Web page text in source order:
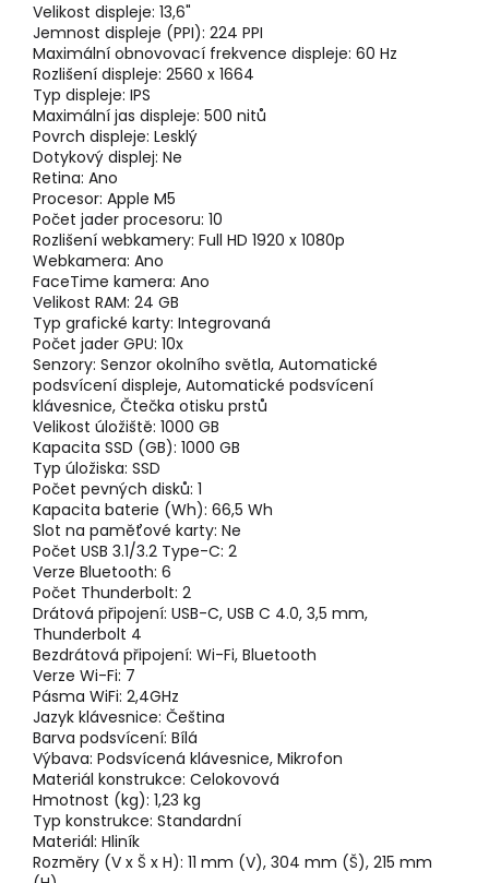
Velikost displeje: 13,6"
Jemnost displeje (PPI): 224 PPI
Maximální obnovovací frekvence displeje: 60 Hz
Rozlišení displeje: 2560 x 1664
Typ displeje: IPS
Maximální jas displeje: 500 nitů
Povrch displeje: Lesklý
Dotykový displej: Ne
Retina: Ano
Procesor: Apple M5
Počet jader procesoru: 10
Rozlišení webkamery: Full HD 1920 x 1080p
Webkamera: Ano
FaceTime kamera: Ano
Velikost RAM: 24 GB
Typ grafické karty: Integrovaná
Počet jader GPU: 10x
Senzory: Senzor okolního světla, Automatické
podsvícení displeje, Automatické podsvícení
klávesnice, Čtečka otisku prstů
Velikost úložiště: 1000 GB
Kapacita SSD (GB): 1000 GB
Typ úložiska: SSD
Počet pevných disků: 1
Kapacita baterie (Wh): 66,5 Wh
Slot na paměťové karty: Ne
Počet USB 3.1/3.2 Type-C: 2
Verze Bluetooth: 6
Počet Thunderbolt: 2
Drátová připojení: USB-C, USB C 4.0, 3,5 mm,
Thunderbolt 4
Bezdrátová připojení: Wi-Fi, Bluetooth
Verze Wi-Fi: 7
Pásma WiFi: 2,4GHz
Jazyk klávesnice: Čeština
Barva podsvícení: Bílá
Výbava: Podsvícená klávesnice, Mikrofon
Materiál konstrukce: Celokovová
Hmotnost (kg): 1,23 kg
Typ konstrukce: Standardní
Materiál: Hliník
Rozměry (V x Š x H): 11 mm (V), 304 mm (Š), 215 mm